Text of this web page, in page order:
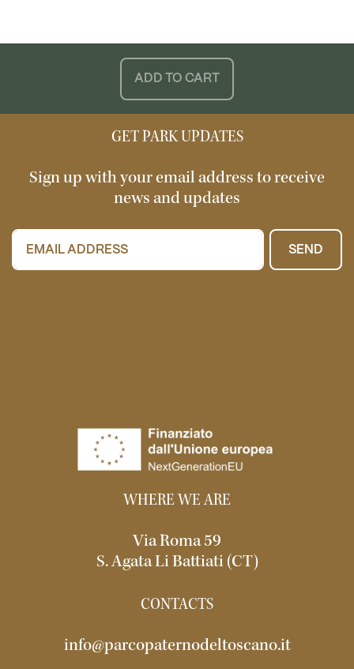
ADD TO CART
GET PARK UPDATES
Sign up with your email address to receive
news and updates
SEND
WHERE WE ARE
Via Roma 59
S. Agata Li Battiati (CT)
CONTACTS
info@parcopaternodeltoscano.it